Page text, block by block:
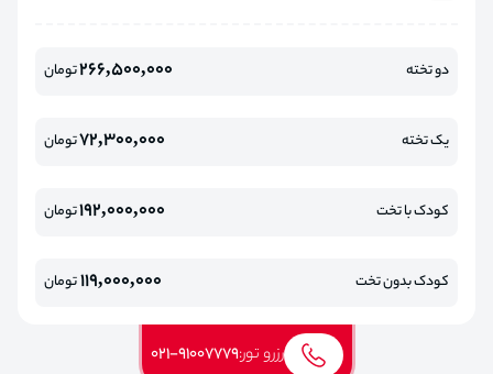
دو تخته 266,500,000تومان
یک تخته 72,300,000تومان
کودک با تخت 192,000,000تومان
کودک بدون تخت 119,000,000تومان
رزرو تور:021-91007779